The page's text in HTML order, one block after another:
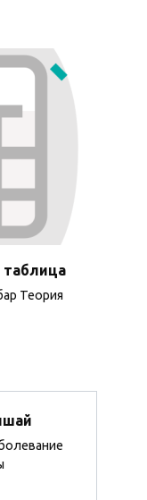
Теория